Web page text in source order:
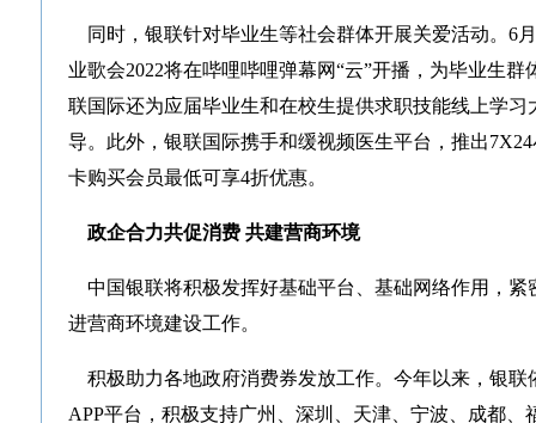
同时，银联针对毕业生等社会群体开展关爱活动。6
业歌会2022将在哔哩哔哩弹幕网“云”开播，为毕业生
联国际还为应届毕业生和在校生提供求职技能线上学
导。此外，银联国际携手和缓视频医生平台，推出
卡购买会员最低可享4折优惠。
政企合力共促消费 共建营商环境
中国银联将积极发挥好基础平台、基础网络作用，紧
进营商环境建设工作。
积极助力各地政府消费券发放工作。今年以来，银联
APP平台，积极支持广州、深圳、天津、宁波、成都